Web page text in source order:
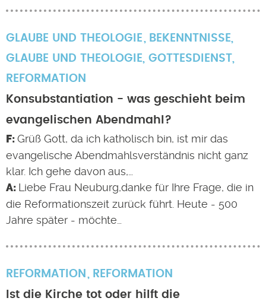
GLAUBE UND THEOLOGIE BEKENNTNISSE,
GLAUBE UND THEOLOGIE, GOTTESDIENST,
REFORMATION
Konsubstantiation - was geschieht beim
evangelischen Abendmahl?
Grüß Gott, da ich katholisch bin, ist mir das
evangelische Abendmahlsverständnis nicht ganz
klar. Ich gehe davon aus,…
Liebe Frau Neuburg,danke für Ihre Frage, die in
die Reformationszeit zurück führt. Heute - 500
Jahre später - möchte…
REFORMATION
REFORMATION
Ist die Kirche tot oder hilft die